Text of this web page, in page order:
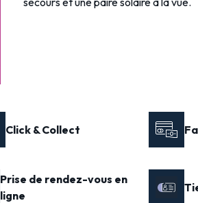
Click & Collect
Prise de rendez-vous en
ligne